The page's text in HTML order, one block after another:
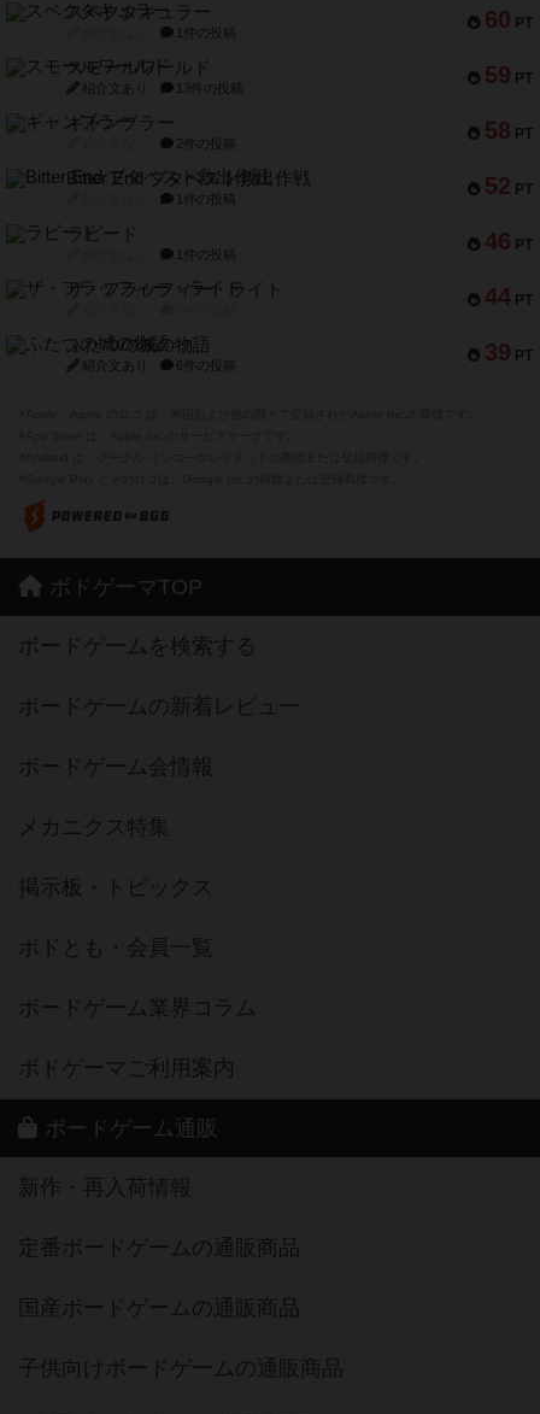
60 PT
スペクタキュラー
1件の投稿
59 PT
スモールワールド
紹介文あり 13件の投稿
58 PT
ギャンブラー
2件の投稿
52 PT
Bitter End ブタペスト救出作戦
1件の投稿
46 PT
ラピード
1件の投稿
44 PT
ザ・フラッフィー・ライト
39 PT
ふたつの城の物語
紹介文あり 6件の投稿
ボドゲーマTOP
ボードゲームを検索する
ボードゲームの新着レビュー
ボードゲーム会情報
メカニクス特集
掲示板・トピックス
ボドとも・会員一覧
ボードゲーム業界コラム
ボドゲーマご利用案内
ボードゲーム通販
新作・再入荷情報
定番ボードゲームの通販商品
国産ボードゲームの通販商品
子供向けボードゲームの通販商品